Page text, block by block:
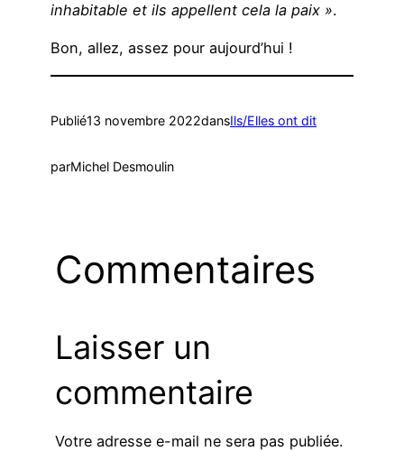
inhabitable et ils appellent cela la paix ».
Bon, allez, assez pour aujourd’hui !
Publié13 novembre 2022dansIls/Elles ont dit
parMichel Desmoulin
Commentaires
Laisser un
commentaire
Votre adresse e-mail ne sera pas publiée.